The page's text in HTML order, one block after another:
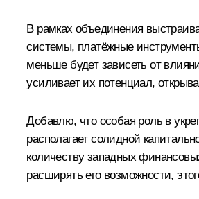
В рамках объединения
системы, платёжные
меньше будет зависеть от
усиливает их потенциал,
Добавлю, что особая роль в
располагает солидной
количеству западных
расширять его возможности,